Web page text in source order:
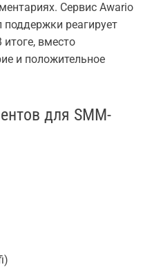
Сервис Awario
реагирует
вместо
и положительное
для SMM-